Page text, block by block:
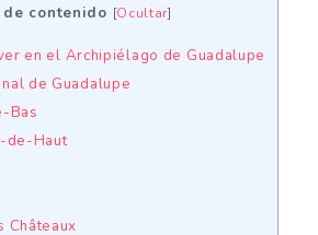
de contenido [Ocultar]
en el Archipiélago de Guadalupe
de Guadalupe
Bas
de-Haut
Châteaux